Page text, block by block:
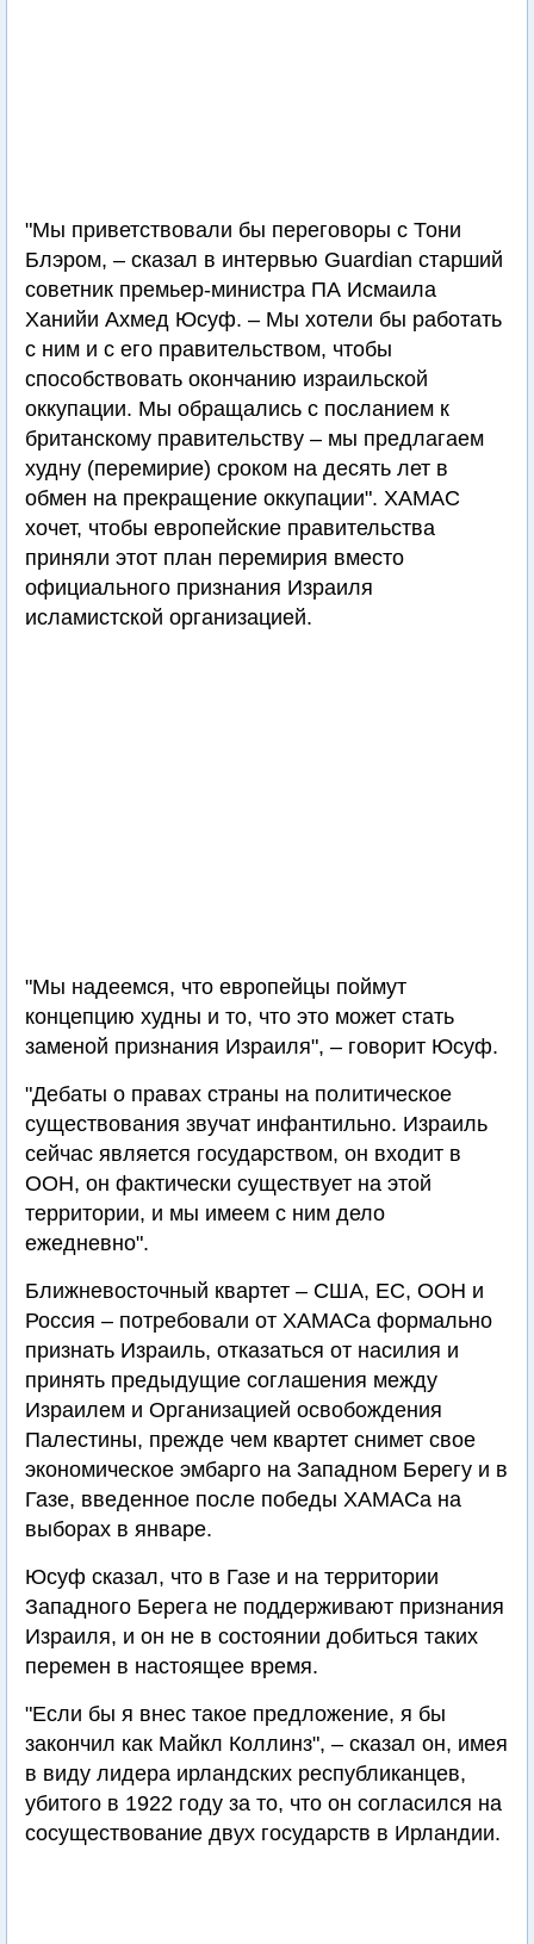
"Мы приветствовали бы переговоры с Тони
Блэром, – сказал в интервью Guardian старший
советник премьер-министра ПА Исмаила
Ханийи Ахмед Юсуф. – Мы хотели бы работать
с ним и с его правительством, чтобы
способствовать окончанию израильской
оккупации. Мы обращались с посланием к
британскому правительству – мы предлагаем
худну (перемирие) сроком на десять лет в
обмен на прекращение оккупации". ХАМАС
хочет, чтобы европейские правительства
приняли этот план перемирия вместо
официального признания Израиля
исламистской организацией.
"Мы надеемся, что европейцы поймут
концепцию худны и то, что это может стать
заменой признания Израиля", – говорит Юсуф.
"Дебаты о правах страны на политическое
существования звучат инфантильно. Израиль
сейчас является государством, он входит в
ООН, он фактически существует на этой
территории, и мы имеем с ним дело
ежедневно".
Ближневосточный квартет – США, ЕС, ООН и
Россия – потребовали от ХАМАСа формально
признать Израиль, отказаться от насилия и
принять предыдущие соглашения между
Израилем и Организацией освобождения
Палестины, прежде чем квартет снимет свое
экономическое эмбарго на Западном Берегу и в
Газе, введенное после победы ХАМАСа на
выборах в январе.
Юсуф сказал, что в Газе и на территории
Западного Берега не поддерживают признания
Израиля, и он не в состоянии добиться таких
перемен в настоящее время.
"Если бы я внес такое предложение, я бы
закончил как Майкл Коллинз", – сказал он, имея
в виду лидера ирландских республиканцев,
убитого в 1922 году за то, что он согласился на
сосуществование двух государств в Ирландии.